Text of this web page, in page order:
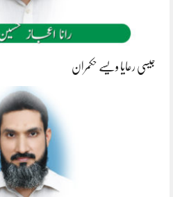
جیسی رعایا ویسے حکمران